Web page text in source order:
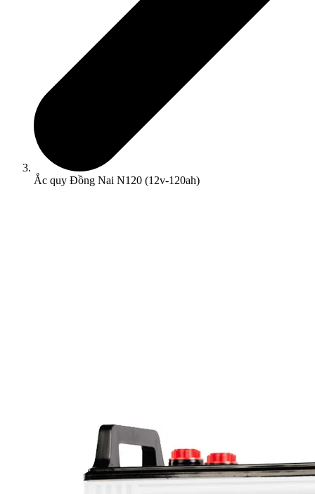
Ắc quy Đồng Nai N120 (12v-120ah)